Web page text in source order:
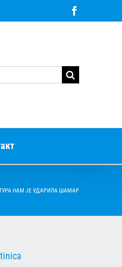
НАМ ЈЕ УДАРИЛА ШАМАР